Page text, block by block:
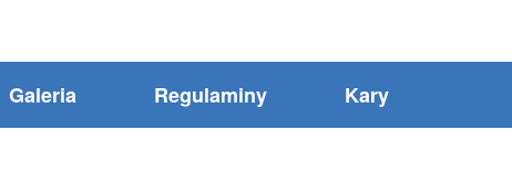
Galeria Regulaminy Kary